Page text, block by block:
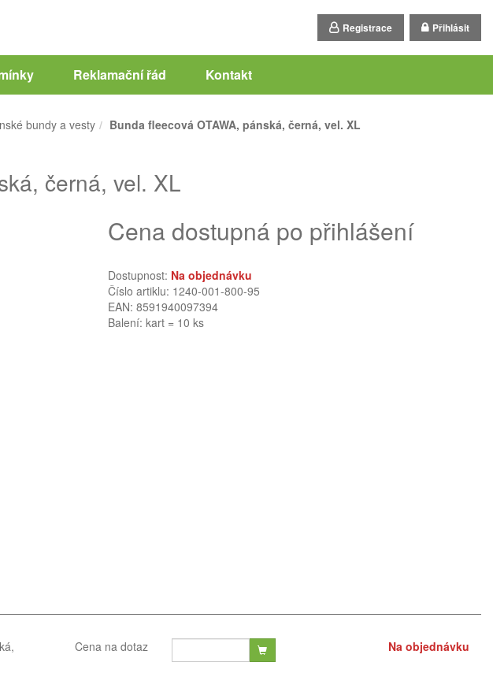
Registrace Přihlásit
Reklamační řád Kontakt
bundy a vesty Bunda fleecová OTAWA, pánská, černá, vel. XL
černá, vel. XL
Cena dostupná po přihlášení
Dostupnost: Na objednávku
Číslo artiklu: 1240-001-800-95
EAN: 8591940097394
Balení: kart = 10 ks
Cena na dotaz Na objednávku